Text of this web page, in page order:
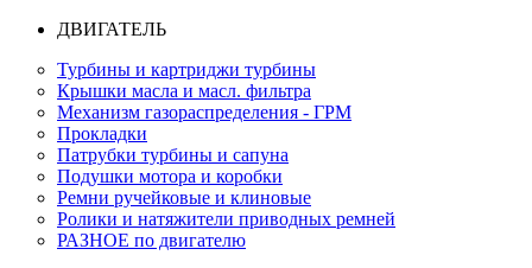
ДВИГАТЕЛЬ
Турбины и картриджи турбины
Крышки масла и масл. фильтра
Механизм газораспределения - ГРМ
Прокладки
Патрубки турбины и сапуна
Подушки мотора и коробки
Ремни ручейковые и клиновые
Ролики и натяжители приводных ремней
РАЗНОЕ по двигателю